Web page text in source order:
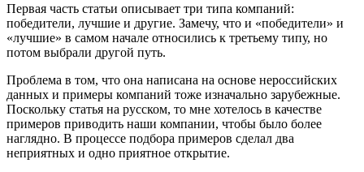
Первая часть статьи описывает три типа компаний:
победители, лучшие и другие. Замечу, что и «победители» и
«лучшие» в самом начале относились к третьему типу, но
потом выбрали другой путь.
Проблема в том, что она написана на основе нероссийских
данных и примеры компаний тоже изначально зарубежные.
Поскольку статья на русском, то мне хотелось в качестве
примеров приводить наши компании, чтобы было более
наглядно. В процессе подбора примеров сделал два
неприятных и одно приятное открытие.